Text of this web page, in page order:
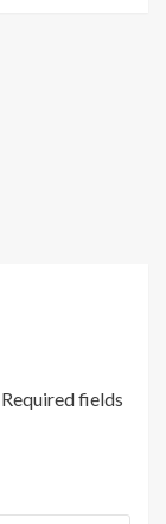
Required fields